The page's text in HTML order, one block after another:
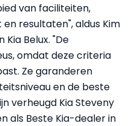
van faciliteiten,
resultaten", aldus Kim
Belux. "De
omdat deze criteria
Ze garanderen
en de beste
verheugd Kia Steveny
als Beste Kia-dealer in